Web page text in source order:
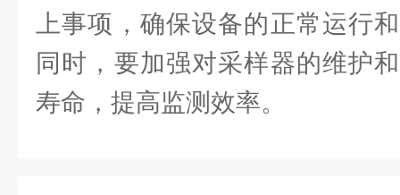
上事项，确保设备的正常运行
同时，要加强对采样器的维护
寿命，提高监测效率。